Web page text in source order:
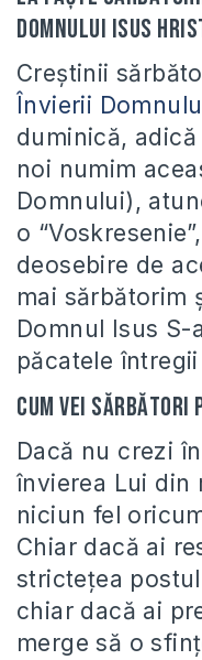
Domnului Isus
Creştinii
Învierii
duminică,
noi numim
Domnului),
o
deosebire de
mai sărbătorim
Domnul Isus
păcatele
Cum vei sărbători
Dacă nu crezi
învierea Lui din
niciun fel
Chiar dacă ai
stricteţea
chiar dacă ai
merge să o